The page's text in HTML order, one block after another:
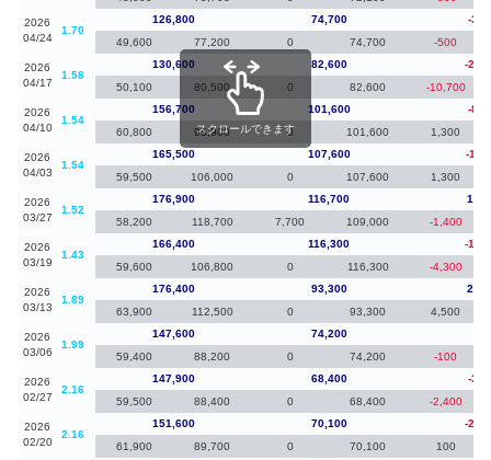
2026
04/24
1.70
126,800 74,700
-
49,600
77,200 0 74,700 -500
2026
04/17
1.58
130,600 82,600
-
50,100
80,500 0 82,600 -10,700
2026
04/10
1.54
156,700 101,600
-
60,800
95,900 0 101,600 1,300
2026
04/03
1.54
165,500 107,600
-
59,500
106,000 0 107,600 1,300
2026
03/27
1.52
176,900 116,700
58,200
118,700 7,700 109,000 -1,400
2026
03/19
1.43
166,400 116,300
-
59,600
106,800 0 116,300 -4,300
2026
03/13
1.89
176,400 93,300
63,900
112,500 0 93,300 4,500
2026
03/06
1.99
147,600 74,200
59,400
88,200 0 74,200 -100
2026
02/27
2.16
147,900 68,400
-
59,500
88,400 0 68,400 -2,400
2026
02/20
2.16
151,600 70,100
-
61,900
89,700 0 70,100 100
スクロールできます